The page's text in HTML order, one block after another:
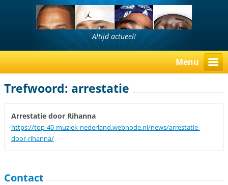
Altijd actueel!
Menu
Trefwoord: arrestatie
Arrestatie door Rihanna
https://top-40-muziek-nederland.webnode.nl/news/arrestatie-
door-rihanna/
Contact